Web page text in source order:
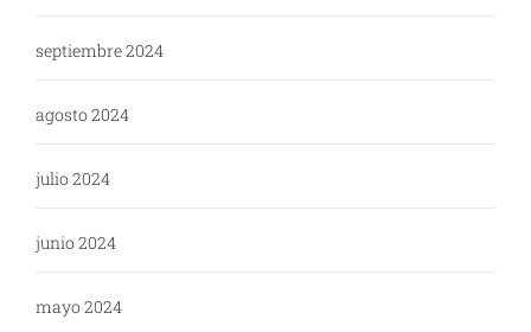
septiembre 2024
agosto 2024
julio 2024
junio 2024
mayo 2024